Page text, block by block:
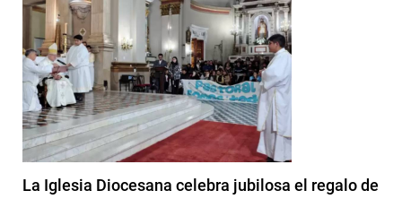
La Iglesia Diocesana celebra jubilosa el regalo de